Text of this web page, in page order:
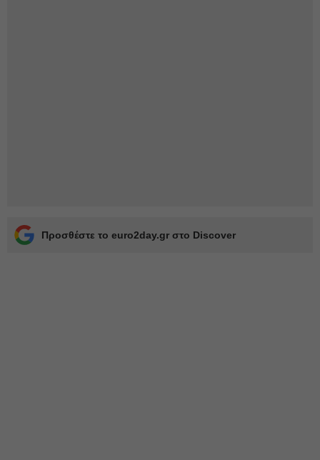
Προσθέστε το euro2day.gr στο Discover